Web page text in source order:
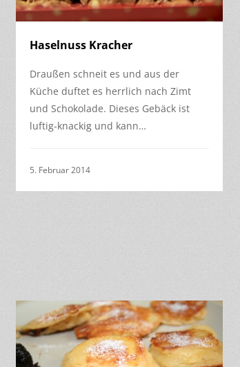
Haselnuss Kracher
Draußen schneit es und aus der
Küche duftet es herrlich nach Zimt
und Schokolade. Dieses Gebäck ist
luftig-knackig und kann…
5. Februar 2014